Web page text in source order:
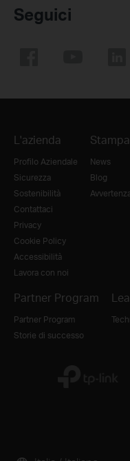
Seguici
L'azienda
Profilo Aziendale
Sicurezza
Sostenibilità
Contattaci
Privacy
Cookie Policy
Accessibilità
Lavora con noi
Stampa
News
Blog
Partner Program
Partner Program
Storie di successo